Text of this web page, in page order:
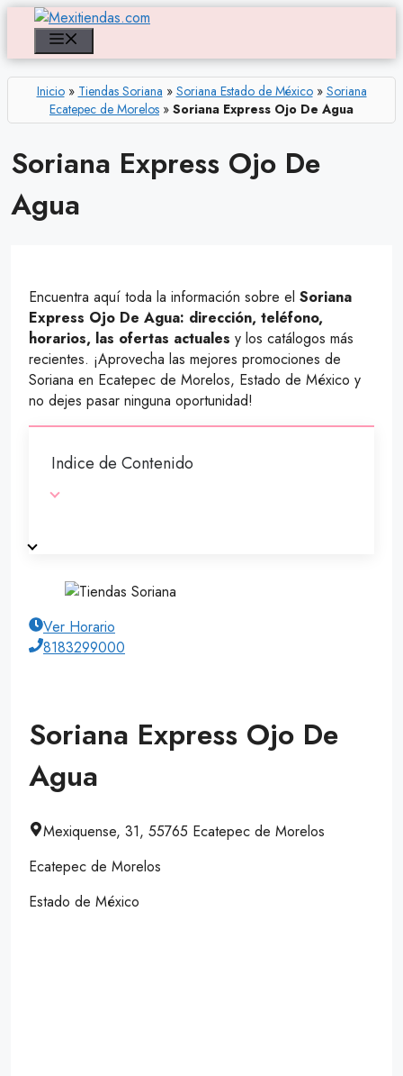
Saltar
contenido
Inicio» Tiendas Soriana » Soriana Estado de México» Soriana
Ecatepec de Morelos » Soriana Express Ojo De Agua
Soriana Express Ojo De
Agua
Encuentra aquí toda la información sobre el Soriana
Express Ojo De Agua: dirección, teléfono,
horarios, las ofertas actuales y los catálogos más
recientes. ¡Aprovecha las mejores promociones de
Soriana en Ecatepec de Morelos, Estado de México y
no dejes pasar ninguna oportunidad!
Indice de Contenido
Ver Horario
8183299000
Soriana Express Ojo De
Agua
Mexiquense, 31, 55765 Ecatepec de Morelos
Ecatepec de Morelos
Estado de México